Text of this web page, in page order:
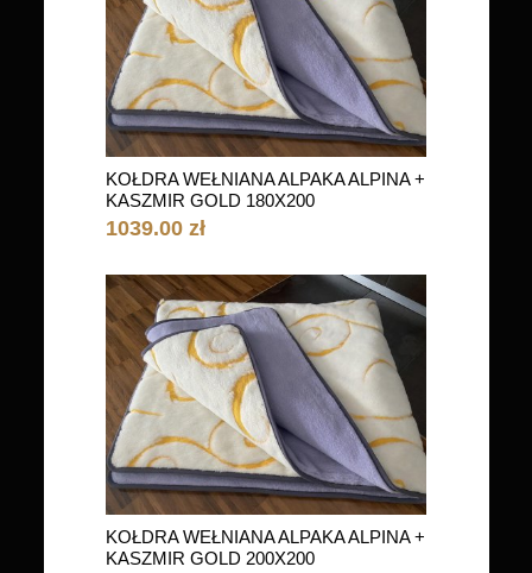
KOŁDRA WEŁNIANA ALPAKA ALPINA +
KASZMIR GOLD 180X200
1039.00 zł
KOŁDRA WEŁNIANA ALPAKA ALPINA +
KASZMIR GOLD 200X200